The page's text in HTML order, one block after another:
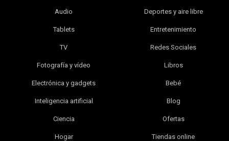
Audio
Tablets
TV
Fotografía y vídeo
Electrónica y gadgets
Inteligencia artificial
Ciencia
Hogar
Deportes y aire libre
Entretenimiento
Redes Sociales
Libros
Bebé
Blog
Ofertas
Tiendas online